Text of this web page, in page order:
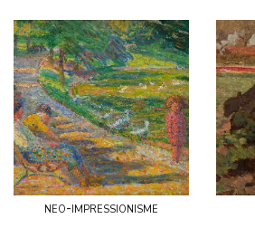
neo-impressionisme